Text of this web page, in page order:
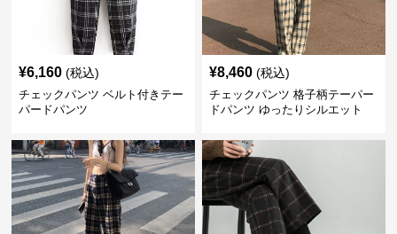
¥6,160 (税込)
チェックパンツ ベルト付きテー
パードパンツ
¥8,460 (税込)
チェックパンツ 格子柄テーパー
ドパンツ ゆったりシルエット